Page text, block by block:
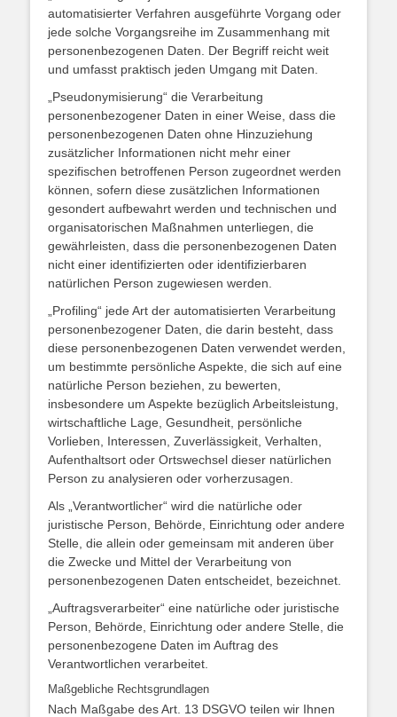
automatisierter Verfahren ausgeführte Vorgang oder
jede solche Vorgangsreihe im Zusammenhang mit
personenbezogenen Daten. Der Begriff reicht weit
und umfasst praktisch jeden Umgang mit Daten.
„Pseudonymisierung“ die Verarbeitung
personenbezogener Daten in einer Weise, dass die
personenbezogenen Daten ohne Hinzuziehung
zusätzlicher Informationen nicht mehr einer
spezifischen betroffenen Person zugeordnet werden
können, sofern diese zusätzlichen Informationen
gesondert aufbewahrt werden und technischen und
organisatorischen Maßnahmen unterliegen, die
gewährleisten, dass die personenbezogenen Daten
nicht einer identifizierten oder identifizierbaren
natürlichen Person zugewiesen werden.
„Profiling“ jede Art der automatisierten Verarbeitung
personenbezogener Daten, die darin besteht, dass
diese personenbezogenen Daten verwendet werden,
um bestimmte persönliche Aspekte, die sich auf eine
natürliche Person beziehen, zu bewerten,
insbesondere um Aspekte bezüglich Arbeitsleistung,
wirtschaftliche Lage, Gesundheit, persönliche
Vorlieben, Interessen, Zuverlässigkeit, Verhalten,
Aufenthaltsort oder Ortswechsel dieser natürlichen
Person zu analysieren oder vorherzusagen.
Als „Verantwortlicher“ wird die natürliche oder
juristische Person, Behörde, Einrichtung oder andere
Stelle, die allein oder gemeinsam mit anderen über
die Zwecke und Mittel der Verarbeitung von
personenbezogenen Daten entscheidet, bezeichnet.
„Auftragsverarbeiter“ eine natürliche oder juristische
Person, Behörde, Einrichtung oder andere Stelle, die
personenbezogene Daten im Auftrag des
Verantwortlichen verarbeitet.
Maßgebliche Rechtsgrundlagen
Nach Maßgabe des Art. 13 DSGVO teilen wir Ihnen